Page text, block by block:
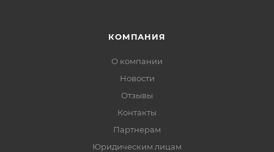
КОМПАНИЯ
О компании
Новости
Отзывы
Контакты
Партнерам
Юридическим лицам